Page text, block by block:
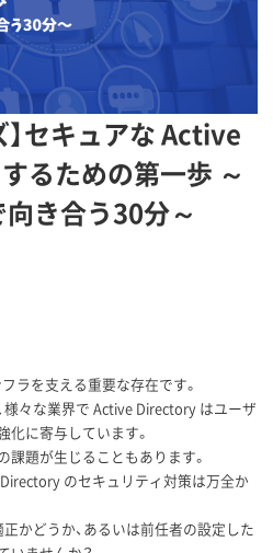
】セキュアな Active
るための第一歩 ～
き合う30分～
ラを支える重要な存在です。
様々な業界で Active Directory はユーザ
に寄与しています。
課題が生じることもあります。
のセキュリティ対策は万全か
かどうか、あるいは前任者の設定した